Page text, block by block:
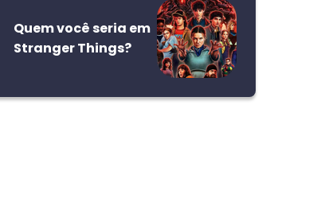
Quem você seria em
Stranger Things?